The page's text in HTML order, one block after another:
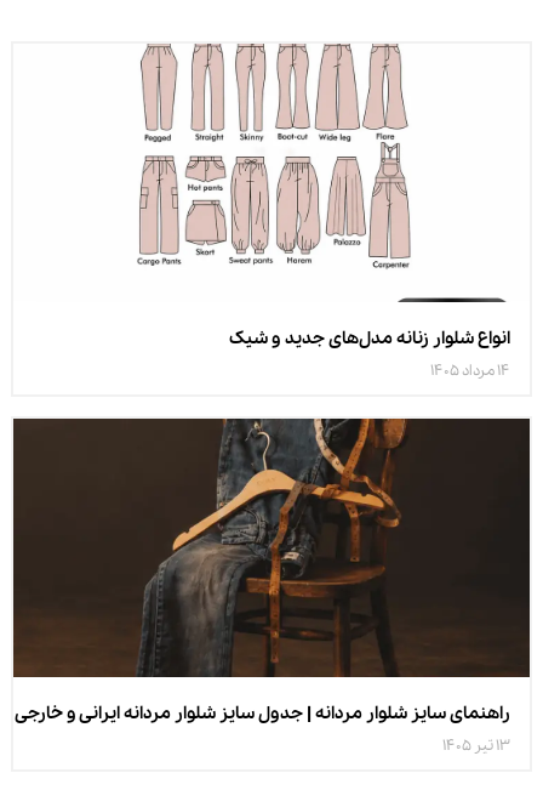
انواع شلوار زنانه مدل‌های جدید و شیک
14 مرداد 1405
راهنمای سایز شلوار مردانه | جدول سایز شلوار مردانه ایرانی و خارجی
13 تیر 1405